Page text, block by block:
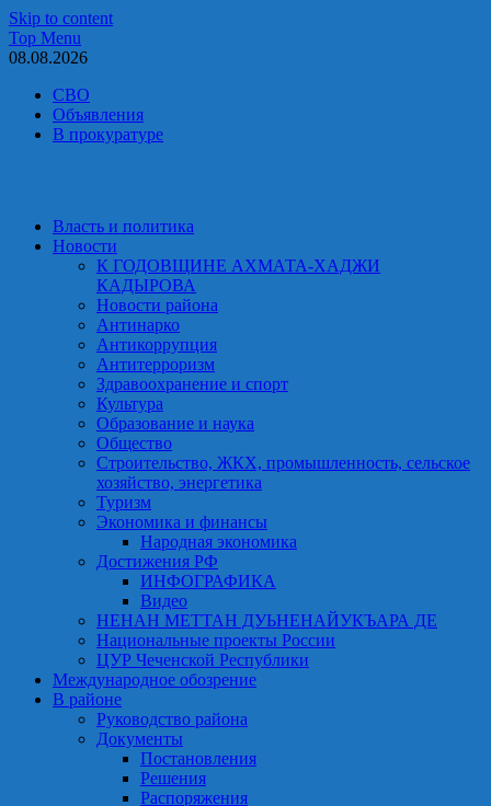
Skip to content
Top Menu
08.08.2026
СВО
Объявления
В прокуратуре
Власть и политика
Новости
К ГОДОВЩИНЕ АХМАТА-ХАДЖИ
КАДЫРОВА
Новости района
Антинарко
Антикоррупция
Антитерроризм
Здравоохранение и спорт
Культура
Образование и наука
Общество
Строительство, ЖКХ, промышленность, сельское
хозяйство, энергетика
Туризм
Экономика и финансы
Народная экономика
Достижения РФ
ИНФОГРАФИКА
Видео
НЕНАН МЕТТАН ДУЬНЕНАЙУКЪАРА ДЕ
Национальные проекты России
ЦУР Чеченской Республики
Международное обозрение
В районе
Руководство района
Документы
Постановления
Решения
Распоряжения